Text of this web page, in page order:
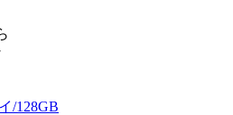
/128GB